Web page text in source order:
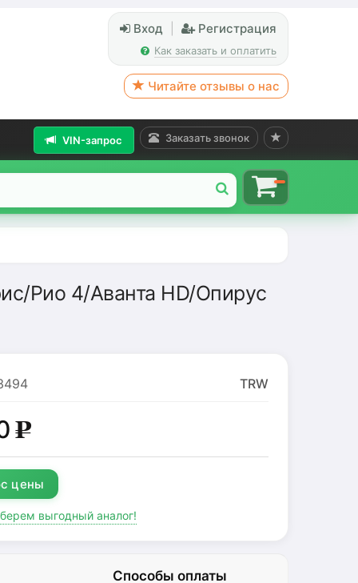
Вход Регистрация
Как заказать и оплатить
Читайте отзывы о нас
Заказать звонок
VIN-запрос
Рио 4/Аванта HD/Опирус
TRW
g
цены
выгодный аналог!
Способы оплаты